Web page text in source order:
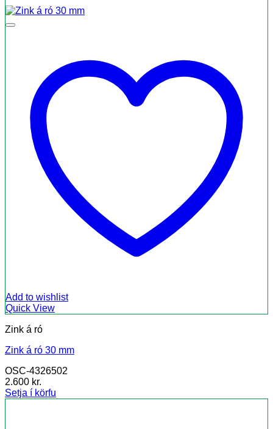
Add to wishlist
Quick View
Zink á ró
Zink á ró 30 mm
OSC-4326502
2.600 kr.
Setja í körfu